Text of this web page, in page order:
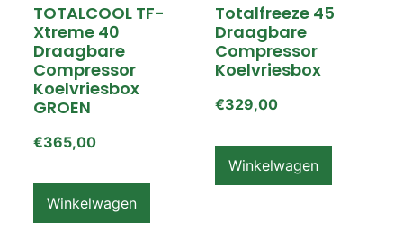
TOTALCOOL TF-
Xtreme 40
Draagbare
Compressor
Koelvriesbox
GROEN
€365,00
Winkelwagen
Totalfreeze 45
Draagbare
Compressor
Koelvriesbox
€329,00
Winkelwagen